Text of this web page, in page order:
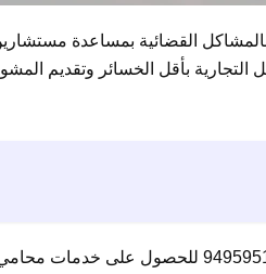
القضائية بمساعدة
التجارية بأقل الخسائر وتقديم
تتعدد المشاكل التجارية التي تتعرض لها الشركات أو الأفراد أو المؤسسات،